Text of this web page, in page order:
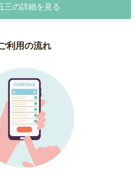
三の詳細を見る
利用の流れ